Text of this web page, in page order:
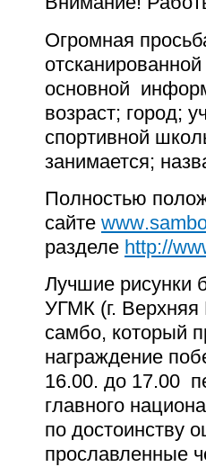
Огромная
основной
возраст; город;
спортивной
занимается;
Полностью
сайте www.
разделе http://
Лучшие рисунки
УГМК (г.
самбо, который
награждение
16.00. до 17.00
главного
по достоинству
прославленные